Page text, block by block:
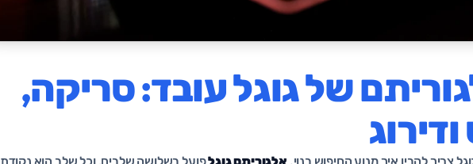
של גוגל עובד: סריקה,
צריך להבין איך מנוע החיפוש בנוי. אלגוריתם גוגלפועל בשלושה שלבים, וכל שלב הוא נקודת